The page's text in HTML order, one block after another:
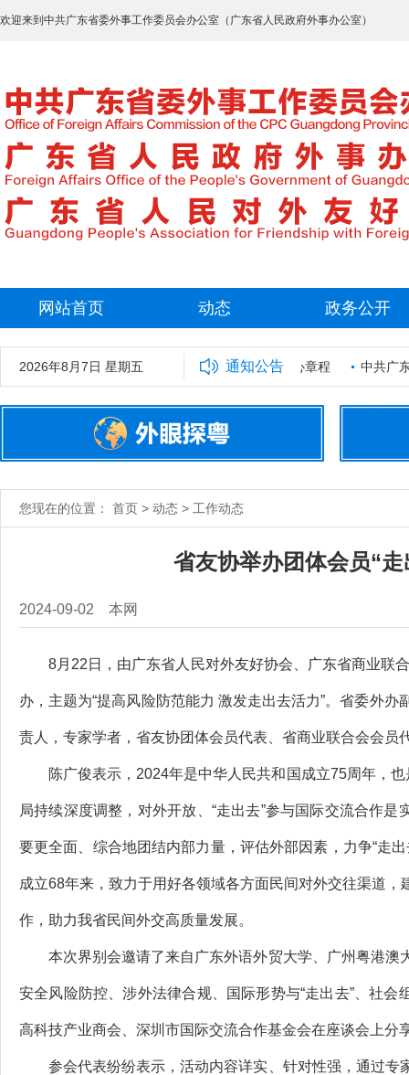
欢迎来到中共广东省委外事工作委员会办公室（广东省人民政府外事办公室）
网站首页 动态 政务公开
2026年8月7日 星期五 通知公告
录用工作人员名单公示 广东省外事保障中心章程 中共广东
您现在的位置： 首页 > 动态 > 工作动态
省友协举办团体会员“
2024-09-02 本网
8月22日，由广东省人民对外友好协会、广东省商业联合
办，主题为“提高风险防范能力 激发走出去活力”。省委外
责人，专家学者，省友协团体会员代表、省商业联合会会员
陈广俊表示，2024年是中华人民共和国成立75周年，也
局持续深度调整，对外开放、“走出去”参与国际交流合作
要更全面、综合地团结内部力量，评估外部因素，力争“走
成立68年来，致力于用好各领域各方面民间对外交往渠道
作，助力我省民间外交高质量发展。
本次界别会邀请了来自广东外语外贸大学、广州粤港澳
安全风险防控、涉外法律合规、国际形势与“走出去”、社
高科技产业商会、深圳市国际交流合作基金会在座谈会上分
参会代表纷纷表示，活动内容详实、针对性强，通过专